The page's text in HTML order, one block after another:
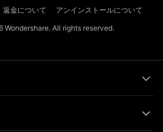
返金について
アンインストールについて
Wondershare. All rights reserved.